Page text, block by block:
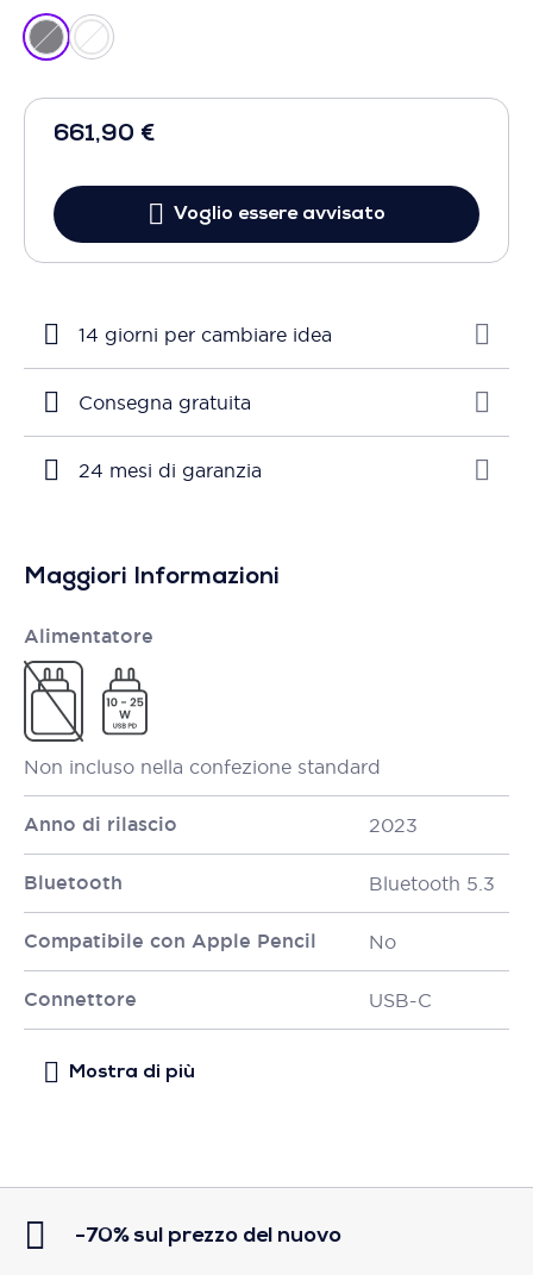
661,90 €
Voglio essere avvisato
14 giorni per cambiare idea
Consegna gratuita
24 mesi di garanzia
Maggiori Informazioni
Alimentatore
Non incluso nella confezione standard
Anno di rilascio 2023
Bluetooth Bluetooth 5.3
Compatibile con Apple Pencil No
Connettore USB-C
-70% sul prezzo del nuovo